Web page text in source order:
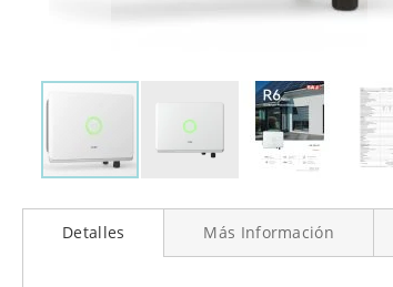
al
comienzoDetalles Más Información